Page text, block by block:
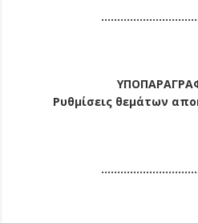
Ρυθμίσεις θεμάτων